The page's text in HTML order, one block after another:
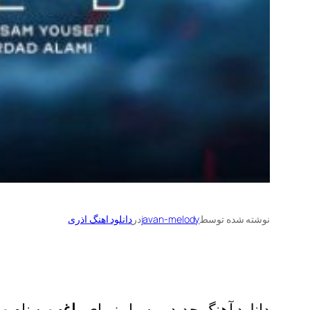
نوشته شده توسطjavan-melodyدردانلود اهنگ اذری